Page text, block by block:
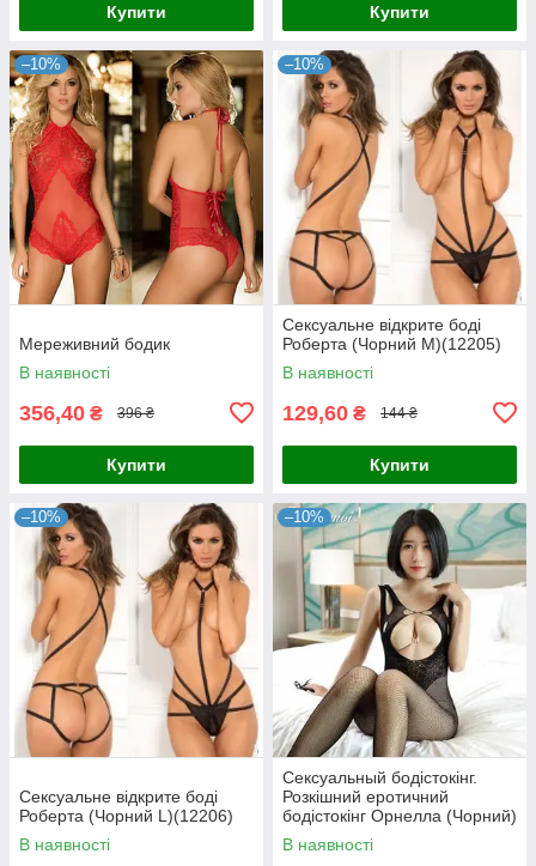
Купити Купити
–10%
Мереживний бодик
В наявності
356,40 ₴ 396 ₴
Купити
–10%
Сексуальне відкрите боді
Роберта (Чорний М)(12205)
В наявності
129,60 ₴ 144 ₴
Купити
–10%
Сексуальне відкрите боді
Роберта (Чорний L)(12206)
В наявності
–10%
Сексуальный бодістокінг.
Розкішний еротичний
бодістокінг Орнелла (Чорний)
Розмір: універсал. (XS-XL)
В наявності